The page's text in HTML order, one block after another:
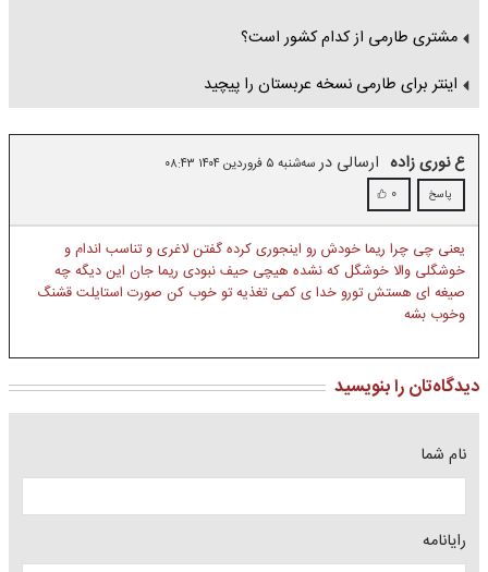
مشتری طارمی از کدام کشور است؟
اینتر برای طارمی نسخه عربستان را پیچید
ع نوری زاده ارسالی درسه‌شنبه ۵ فروردین ۱۴۰۴ ۰۸:۴۳
پاسخ 0
یعنی چی چرا ریما خودش رو اینجوری کرده گفتن لاغری و تناسب اندام و
خوشگلی والا خوشگل که نشده هیچی حیف نبودی ریما جان این دیگه چه
صیغه ای هستش تورو خدا ی کمی تغذیه تو خوب کن صورت استایلت قشنگ
وخوب بشه
دیدگاه‌تان را بنویسید
نام شما
رایانامه